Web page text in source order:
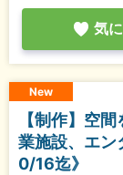
気
New
【制作】空
業施設、エン
0/16迄》